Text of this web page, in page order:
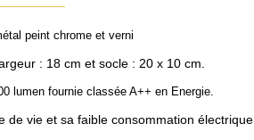
peint chrome et verni
: 18 cm et socle : 20 x 10 cm.
lumen fournie classée A++ en Energie.
vie et sa faible consommation électrique.